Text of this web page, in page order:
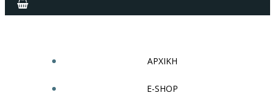
ΑΡΧΙΚΗ
E-SHOP